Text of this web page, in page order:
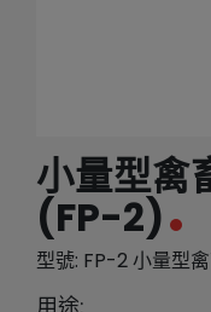
小量型禽
(FP-2)
型號: FP-2 小量型